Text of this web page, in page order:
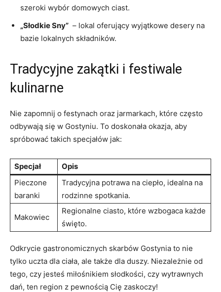
szeroki ‌wybór domowych ciast.
„Słodkie Sny” ⁣ – lokal ‌oferujący wyjątkowe‌ desery​ na
bazie lokalnych składników.
Tradycyjne ⁤zakątki i festiwale
kulinarne
Nie​ zapomnij ⁣o ⁢festynach oraz jarmarkach, ‍które często
odbywają się‍ w Gostyniu. To doskonała okazja, aby
spróbować takich⁤ specjałów jak:
Specjał
Opis
Pieczone
baranki
Tradycyjna potrawa na ciepło,​ idealna na
rodzinne spotkania.
Makowiec
Regionalne ciasto, które wzbogaca każde
święto.
Odkrycie ⁣gastronomicznych skarbów Gostynia to ‌nie
tylko uczta dla‌ ciała,⁢ ale‌ także dla duszy. Niezależnie od
‌tego, czy jesteś miłośnikiem słodkości, czy wytrawnych
dań, ten region⁣ z pewnością Cię‍ zaskoczy!